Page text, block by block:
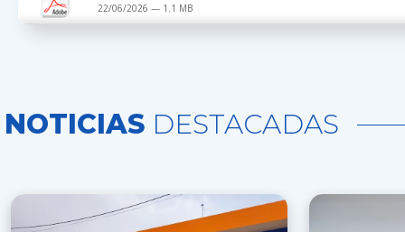
22/06/2026 — 1.1 MB
NOTICIAS DESTACADAS